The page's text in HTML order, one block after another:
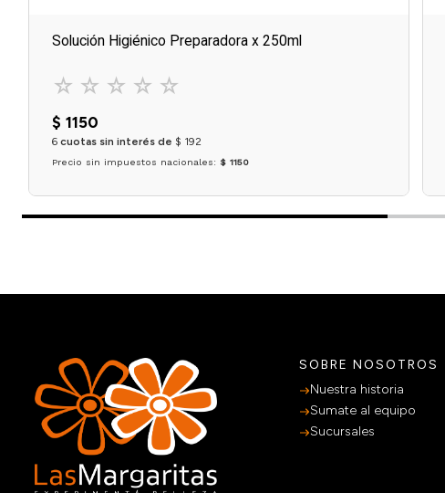
Solución Higiénico Preparadora x 250ml
☆ ☆ ☆ ☆ ☆
$ 1150
6 cuotas sin interés de $ 192
Precio sin impuestos nacionales: $ 1150
SOBRE NOSOTROS
Nuestra historia
Sumate al equipo
Sucursales